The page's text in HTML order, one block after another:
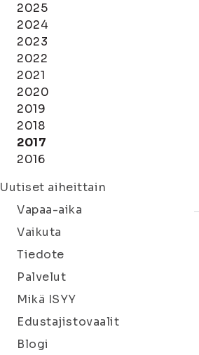
2025
2024
2023
2022
2021
2020
2019
2018
2017
2016
Uutiset aiheittain
Vapaa-aika
Vaikuta
Tiedote
Palvelut
Mikä ISYY
Edustajistovaalit
Blogi